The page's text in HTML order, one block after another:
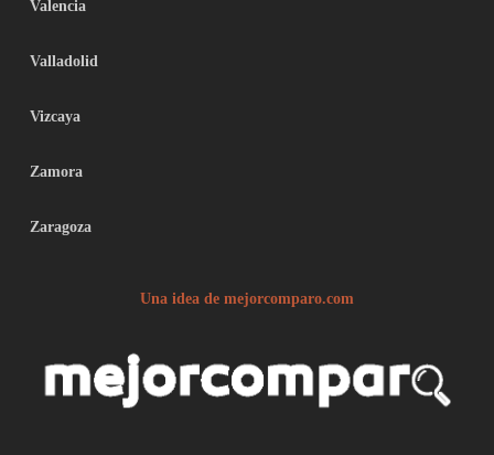
Valencia
Valladolid
Vizcaya
Zamora
Zaragoza
Una idea de mejorcomparo.com